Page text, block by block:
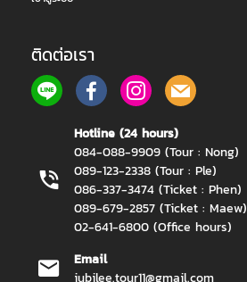
ติดต่อเรา
Hotline (24 hours)
084-088-9909 (Tour : Nong)
089-123-2338 (Tour : Ple)
086-337-3474 (Ticket : Phen)
089-679-2857 (Ticket : Maew)
02-641-6800 (Office hours)
Email
jubilee.tour11@gmail.com